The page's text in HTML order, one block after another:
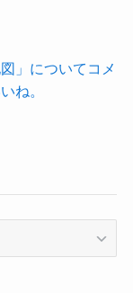
」についてコメ
ね。